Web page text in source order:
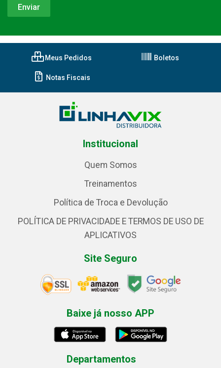
Meus Pedidos Boletos
Notas Fiscais
Institucional
Quem Somos
Treinamentos
Política de Troca e Devolução
POLÍTICA DE PRIVACIDADE E TERMOS DE USO DE
APLICATIVOS
Site Seguro
Baixe já nosso APP
Departamentos